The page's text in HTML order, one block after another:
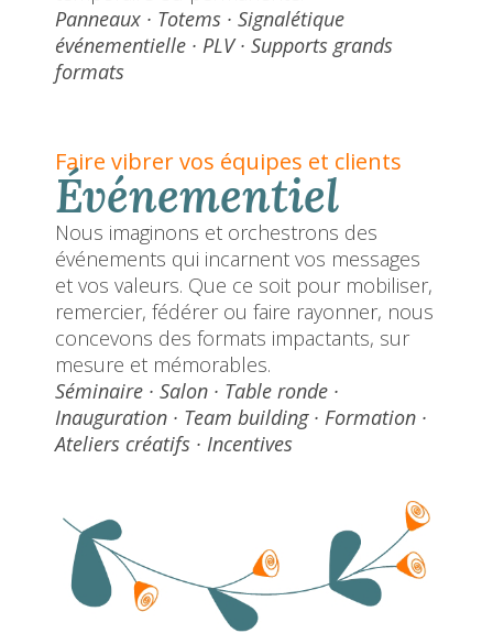
Panneaux · Totems · Signalétique
événementielle · PLV · Supports grands
formats
Faire vibrer vos équipes et clients
Événementiel
Nous imaginons et orchestrons des
événements qui incarnent vos messages
et vos valeurs. Que ce soit pour mobiliser,
remercier, fédérer ou faire rayonner, nous
concevons des formats impactants, sur
mesure et mémorables.
Séminaire · Salon · Table ronde ·
Inauguration · Team building · Formation ·
Ateliers créatifs · Incentives